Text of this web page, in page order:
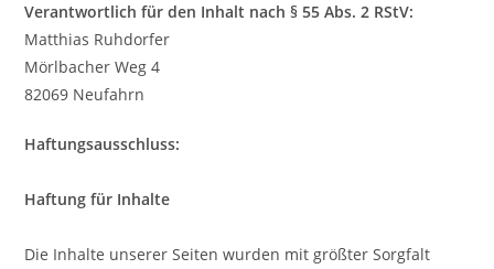
Verantwortlich für den Inhalt nach § 55 Abs. 2 RStV:
Matthias Ruhdorfer
Mörlbacher Weg 4
82069 Neufahrn
Haftungsausschluss:
Haftung für Inhalte
Die Inhalte unserer Seiten wurden mit größter Sorgfalt